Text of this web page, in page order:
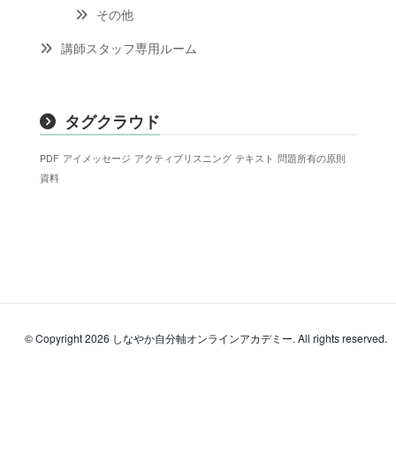
その他
講師スタッフ専用ルーム
タグクラウド
PDF アイメッセージ アクティブリスニング テキスト 問題所有の原則
資料
© Copyright 2026 しなやか自分軸オンラインアカデミー. All rights reserved.